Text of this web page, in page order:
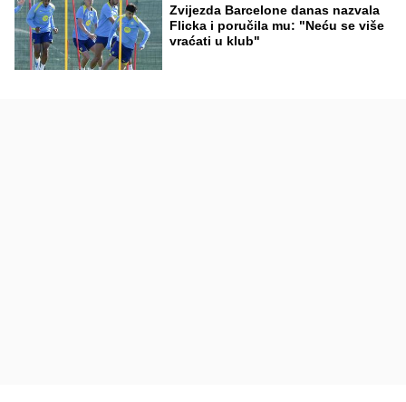
Zvijezda Barcelone danas nazvala
Flicka i poručila mu: "Neću se više
vraćati u klub"